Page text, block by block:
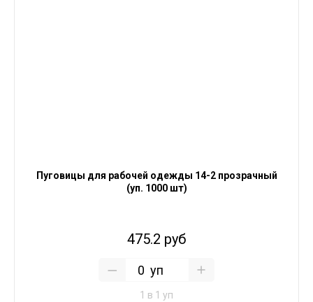
Пуговицы для рабочей одежды 14-2 прозрачный
(уп. 1000 шт)
475.2 руб
уп
1 в 1 уп